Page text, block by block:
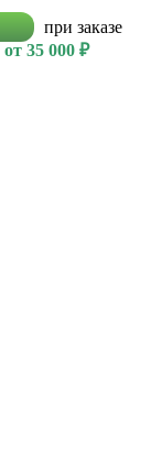
при заказе
от 35 000 ₽